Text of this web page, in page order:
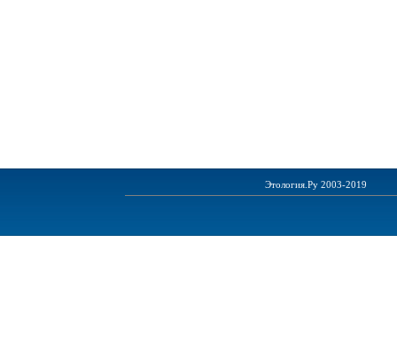
Этология.Ру 2003-2019